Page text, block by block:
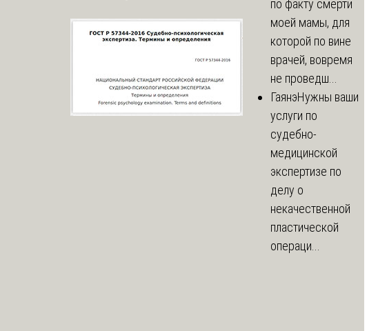
по факту смерти
моей мамы, для
которой по вине
врачей, вовремя
не проведш...
ГаянэНужны ваши
услуги по
судебно-
медицинской
экспертизе по
делу о
некачественной
пластической
операци...